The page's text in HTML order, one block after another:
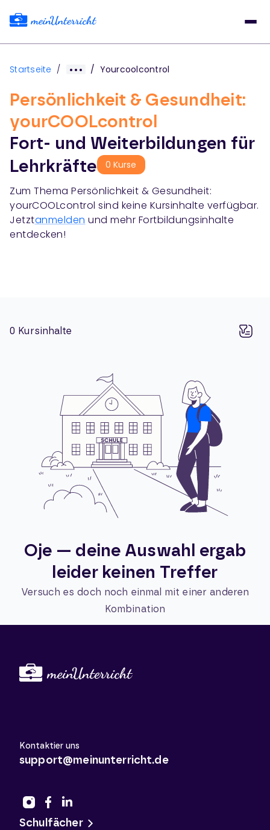
Startseite / / Yourcoolcontrol
Persönlichkeit & Gesundheit:
yourCOOLcontrol
Fort- und Weiterbildungen für
Lehrkräfte
0 Kurse
Zum Thema Persönlichkeit & Gesundheit:
yourCOOLcontrol sind keine Kursinhalte verfügbar.
Jetztanmelden und mehr Fortbildungsinhalte
entdecken!
0 Kursinhalte
Oje — deine Auswahl ergab
leider keinen Treffer
Versuch es doch noch einmal mit einer anderen
Kombination
Kontaktier uns
support@meinunterricht.de
Schulfächer